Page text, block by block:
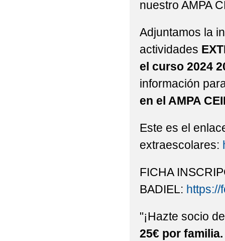
VISITA
DELEGADO DE
nuestro AMPA
Adjuntamos la
actividades
el curso 2024
información
en el AMPA
Este es el
extraescolares:
FICHA
BADIEL:
"¡Hazte socio
25€ por familia.